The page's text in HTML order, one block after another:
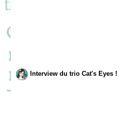
Interview du trio Cat's Eyes !